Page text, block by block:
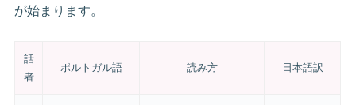
が始まります。
話
者
ポルトガル語 読み方 日本語訳